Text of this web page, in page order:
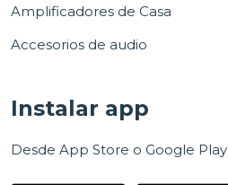
Amplificadores de Casa
Accesorios de audio
Instalar app
Desde App Store o Google Play